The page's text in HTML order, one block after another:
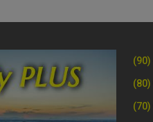
(90)
(80)
(70)